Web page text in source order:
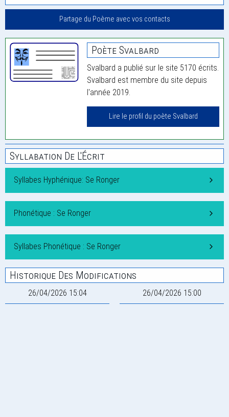
Partage du Poème avec vos contacts
Poète Svalbard
Svalbard a publié sur le site 5170 écrits.
Svalbard est membre du site depuis
l'année 2019.
Lire le profil du poète Svalbard
Syllabation De L'Écrit
Syllabes Hyphénique: Se Ronger
Phonétique : Se Ronger
Syllabes Phonétique : Se Ronger
Historique Des Modifications
26/04/2026 15:04 26/04/2026 15:00